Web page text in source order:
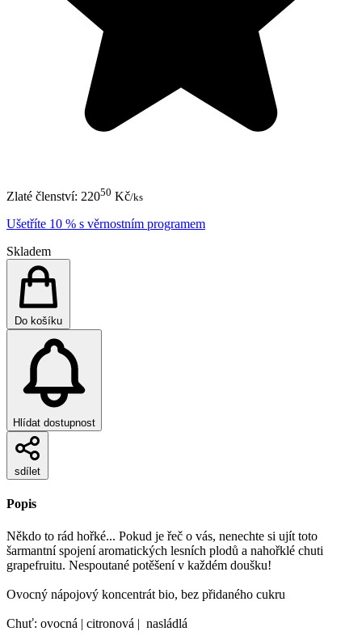
Zlaté členství: 22050 Kč/ks
Ušetříte 10 % s věrnostním programem
Skladem
Do košíku
Hlídat dostupnost
sdílet
Popis
Někdo to rád hořké... Pokud je řeč o vás, nenechte si ujít toto
šarmantní spojení aromatických lesních plodů a nahořklé chuti
grapefruitu. Nespoutané potěšení v každém doušku!
Ovocný nápojový koncentrát bio, bez přidaného cukru
Chuť: ovocná | citronová | nasládlá